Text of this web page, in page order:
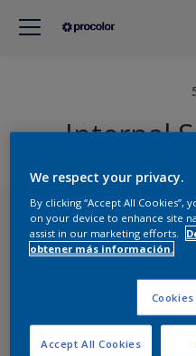
Internal
Suscríbete a
Descubre novedades,
We respect your privacy.
By clicking “Accept All
on your device to enhance site
assist in our marketing efforts.
obtener más información.
Accept All Cookies